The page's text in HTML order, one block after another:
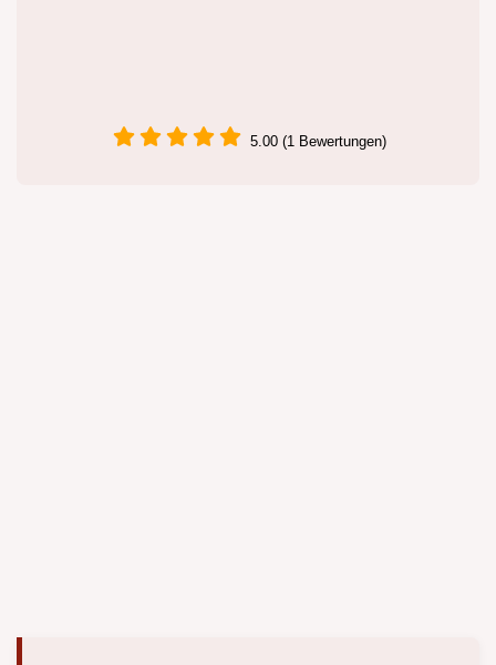
5.00 (1 Bewertungen)